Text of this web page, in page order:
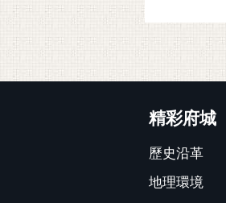
精彩府城
歷史沿革
地理環境